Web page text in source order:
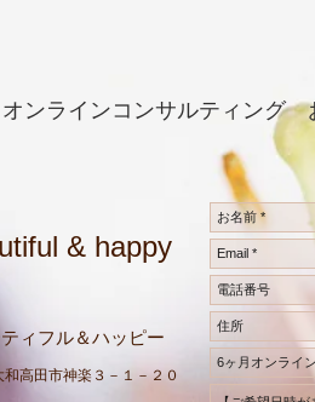
ンラインコンサルティング
& happy
ィフル＆ハッピー
和高田市神楽３－１－２０